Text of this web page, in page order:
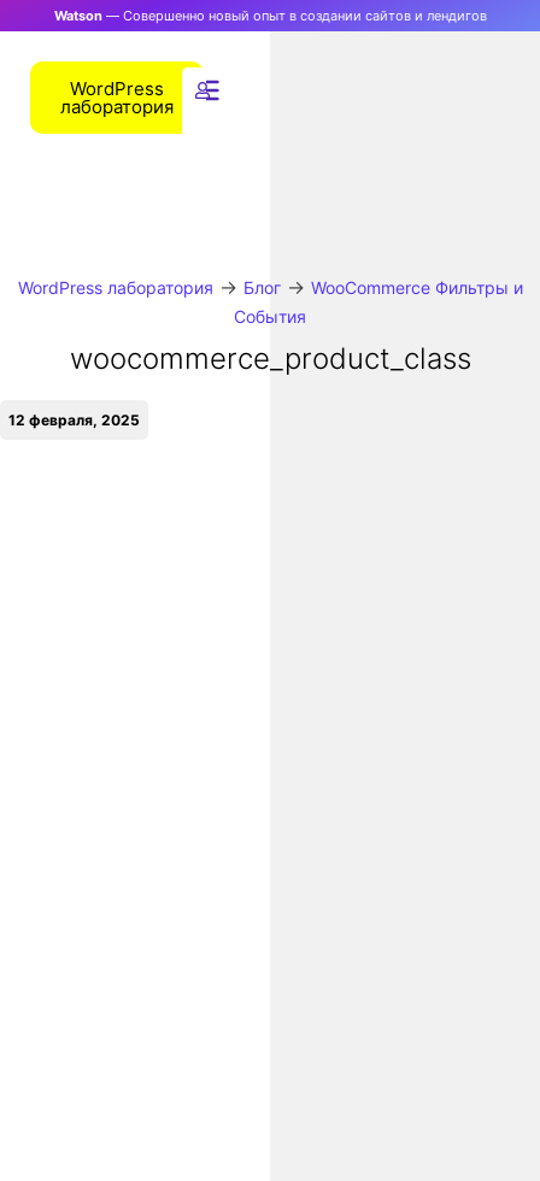
Watson— Совершенно новый опыт в создании сайтов и лендигов
WordPress
лаборатория
WordPress лаборатория → Блог→ WooCommerce Фильтры и
События
woocommerce_product_class
12 февраля, 2025